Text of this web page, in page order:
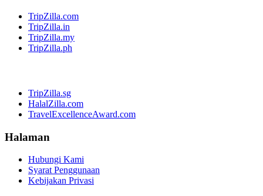
TripZilla.com
TripZilla.in
TripZilla.my
TripZilla.ph
TripZilla.sg
HalalZilla.com
TravelExcellenceAward.com
Halaman
Hubungi Kami
Syarat Penggunaan
Kebijakan Privasi